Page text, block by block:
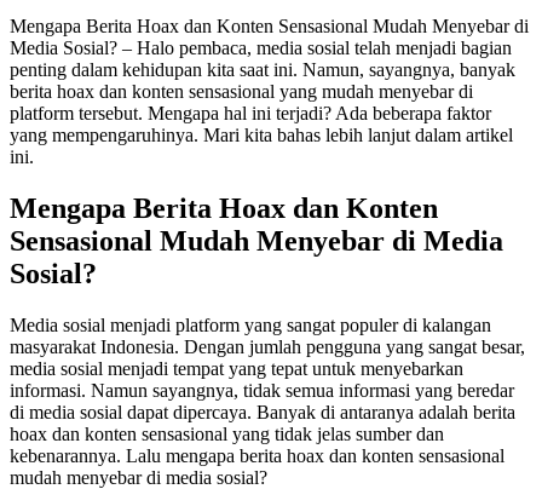
Mengapa Berita Hoax dan Konten Sensasional Mudah Menyebar di
Media Sosial? – Halo pembaca, media sosial telah menjadi bagian
penting dalam kehidupan kita saat ini. Namun, sayangnya, banyak
berita hoax dan konten sensasional yang mudah menyebar di
platform tersebut. Mengapa hal ini terjadi? Ada beberapa faktor
yang mempengaruhinya. Mari kita bahas lebih lanjut dalam artikel
ini.
Mengapa Berita Hoax dan Konten
Sensasional Mudah Menyebar di Media
Sosial?
Media sosial menjadi platform yang sangat populer di kalangan
masyarakat Indonesia. Dengan jumlah pengguna yang sangat besar,
media sosial menjadi tempat yang tepat untuk menyebarkan
informasi. Namun sayangnya, tidak semua informasi yang beredar
di media sosial dapat dipercaya. Banyak di antaranya adalah berita
hoax dan konten sensasional yang tidak jelas sumber dan
kebenarannya. Lalu mengapa berita hoax dan konten sensasional
mudah menyebar di media sosial?